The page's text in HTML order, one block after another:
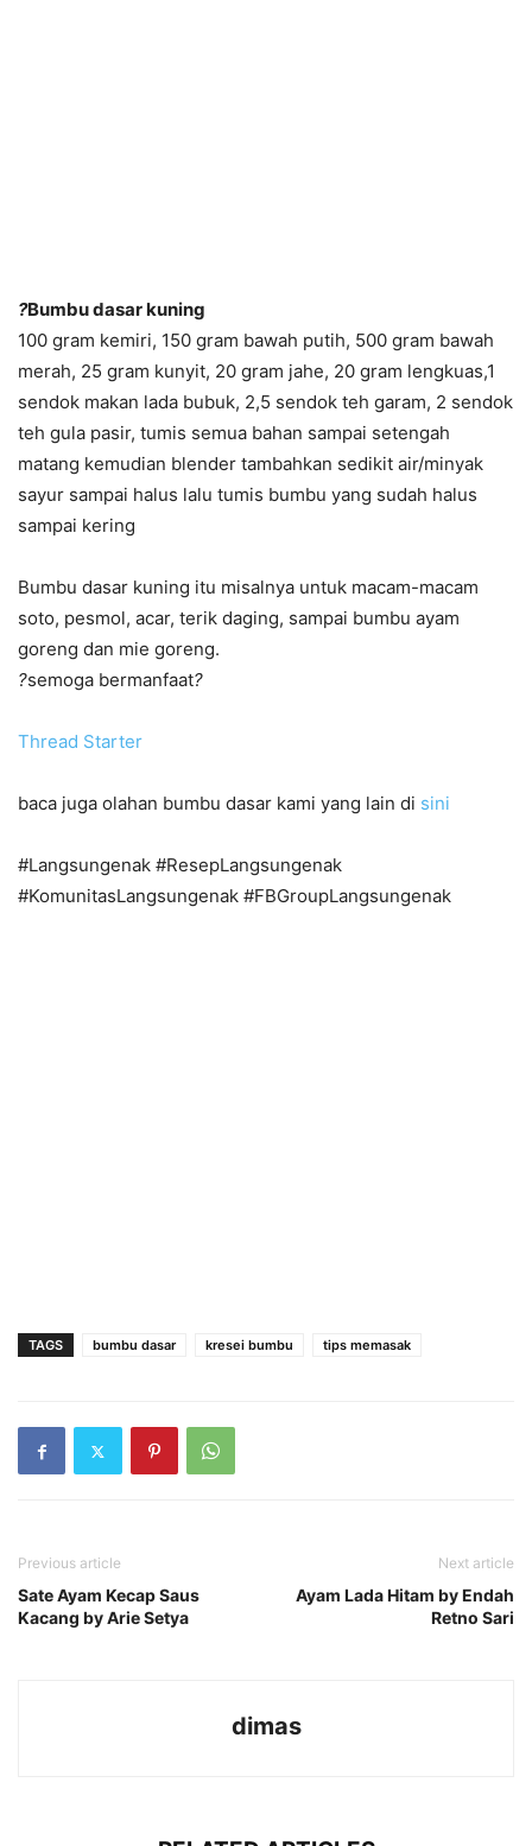
?Bumbu dasar kuning
100 gram kemiri, 150 gram bawah putih, 500 gram bawah
merah, 25 gram kunyit, 20 gram jahe, 20 gram lengkuas,1
sendok makan lada bubuk, 2,5 sendok teh garam, 2 sendok
teh gula pasir, tumis semua bahan sampai setengah
matang kemudian blender tambahkan sedikit air/minyak
sayur sampai halus lalu tumis bumbu yang sudah halus
sampai kering
Bumbu dasar kuning itu misalnya untuk macam-macam
soto, pesmol, acar, terik daging, sampai bumbu ayam
goreng dan mie goreng.
?semoga bermanfaat?
Thread Starter
baca juga olahan bumbu dasar kami yang lain di sini
#Langsungenak #ResepLangsungenak
#KomunitasLangsungenak #FBGroupLangsungenak
TAGS bumbu dasar kresei bumbu tips memasak
Previous article
Sate Ayam Kecap Saus
Kacang by Arie Setya
Next article
Ayam Lada Hitam by Endah
Retno Sari
dimas